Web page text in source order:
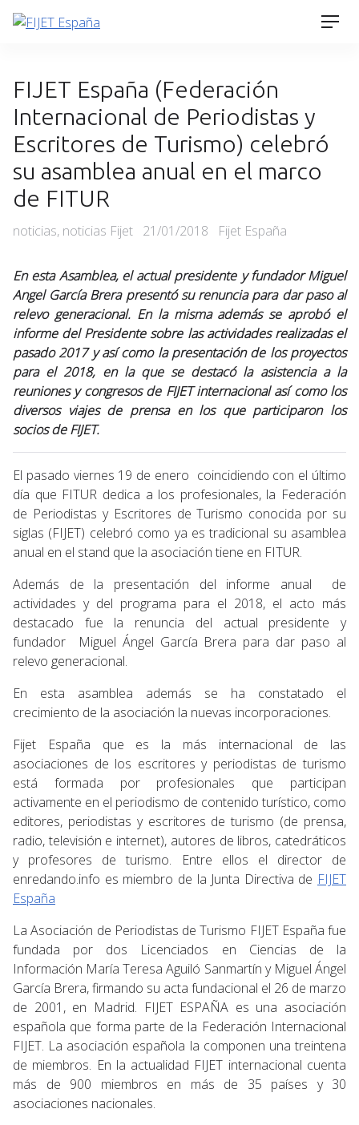
Skip
FIJET España (Federación
Internacional de Periodistas y
Escritores de Turismo) celebró
su asamblea anual en el marco
de FITUR
Categories
noticias, noticias Fijet Posted
21/01/2018 Fijet España
En esta Asamblea, el actual presidente y fundador Miguel
Angel García Brera presentó su renuncia para dar paso al
relevo generacional. En la misma además se aprobó el
informe del Presidente sobre las actividades realizadas el
pasado 2017 y así como la presentación de los proyectos
para el 2018, en la que se destacó la asistencia a la
reuniones y congresos de FIJET internacional así como los
diversos viajes de prensa en los que participaron los
socios de FIJET.
El pasado viernes 19 de enero coincidiendo con el último
día que FITUR dedica a los profesionales, la Federación
de Periodistas y Escritores de Turismo conocida por su
siglas (FIJET) celebró como ya es tradicional su asamblea
anual en el stand que la asociación tiene en FITUR.
Además de la presentación del informe anual de
actividades y del programa para el 2018, el acto más
destacado fue la renuncia del actual presidente y
fundador Miguel Ángel García Brera para dar paso al
relevo generacional.
En esta asamblea además se ha constatado el
crecimiento de la asociación la nuevas incorporaciones.
Fijet España que es la más internacional de las
asociaciones de los escritores y periodistas de turismo
está formada por profesionales que participan
activamente en el periodismo de contenido turístico, como
editores, periodistas y escritores de turismo (de prensa,
radio, televisión e internet), autores de libros, catedráticos
y profesores de turismo. Entre ellos el director de
enredando.info es miembro de la Junta Directiva de FIJET
España
La Asociación de Periodistas de Turismo FIJET España fue
fundada por dos Licenciados en Ciencias de la
Información María Teresa Aguiló Sanmartín y Miguel Ángel
García Brera, firmando su acta fundacional el 26 de marzo
de 2001, en Madrid. FIJET ESPAÑA es una asociación
española que forma parte de la Federación Internacional
FIJET. La asociación española la componen una treintena
de miembros. En la actualidad FIJET internacional cuenta
más de 900 miembros en más de 35 países y 30
asociaciones nacionales.